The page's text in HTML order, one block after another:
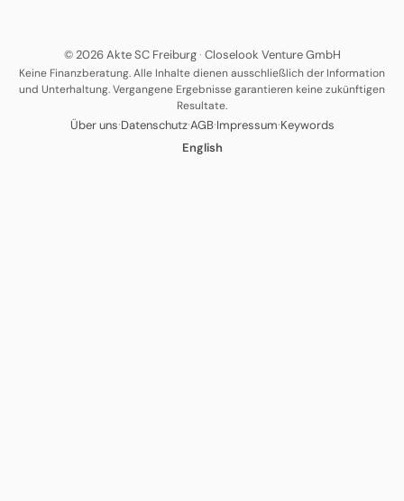
© 2026 Akte SC Freiburg· Closelook Venture GmbH
Keine Finanzberatung. Alle Inhalte dienen ausschließlich der Information
und Unterhaltung. Vergangene Ergebnisse garantieren keine zukünftigen
Resultate.
Über uns·Datenschutz·AGB·Impressum·Keywords
English